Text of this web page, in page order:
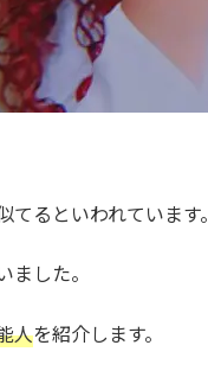
るといわれています。
した。
人を紹介します。